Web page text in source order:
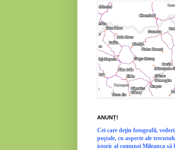
ANUNȚ!
Cei care deţin fotografii,
poştale, cu aspecte ale
istoric al comunei Mileanca să